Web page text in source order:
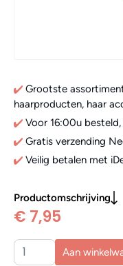
Grootste
haarproducten, haar
Voor 16:00u
Gratis verzending
Veilig betalen met
Productomschrijving
€ 7,95
Aan